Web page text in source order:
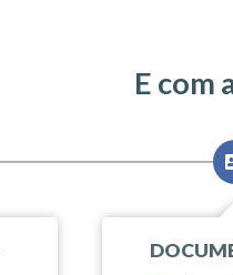
E com